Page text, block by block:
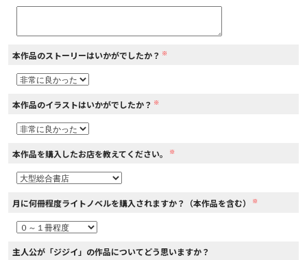
コミックパルフェ
閉じる
本作品のストーリーはいかがでしたか？ ※
本作品のイラストはいかがでしたか？ ※
本作品を購入したお店を教えてください。 ※
月に何冊程度ライトノベルを購入されますか？（本作品を含む） ※
主人公が「ジジイ」の作品についてどう思いますか？